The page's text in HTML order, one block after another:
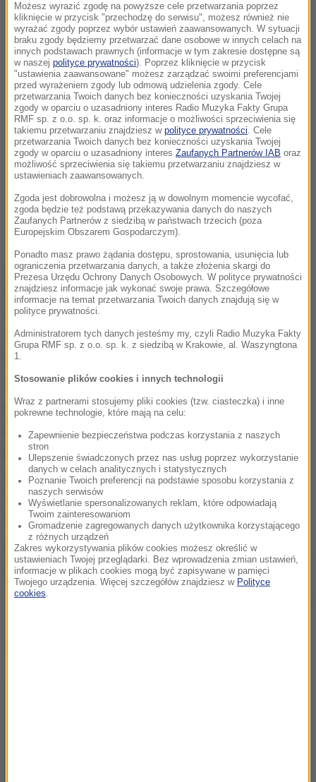
Do wypadku doszło podczas pierwszego wyścigu
Supersport 300, na początku 11. okrążenia, na
drugim zakręcie. Oprócz 15-latka poturbowani
zostali też Alejandro Carrion, Daniel Mogeda, Harry
Khouri i Yeray Ruiz.
"Motocyklista doznał poważnych urazów głowy i
klatki piersiowej.Służby medyczne pojawiły się na
miejscu natychmiastowo, pomocy udzielono mu
jeszcze na torze, w karetce pogotowia oraz
centrum medycznym" - podkreśliła w oświadczeniu
federacja World Superbike. Niestety, zawodnika nie
udało się uratować.
Możesz wyrazić zgodę na powyższe cele przetwarzania poprzez
kliknięcie w przycisk "przechodzę do serwisu", możesz również nie
wyrażać zgody poprzez wybór ustawień zaawansowanych. W sytuacji
braku zgody będziemy przetwarzać dane osobowe w innych celach na
innych podstawach prawnych (informacje w tym zakresie dostępne są
w naszej polityce prywatności). Poprzez kliknięcie w przycisk
"ustawienia zaawansowane" możesz zarządzać swoimi preferencjami
przed wyrażeniem zgody lub odmową udzielenia zgody. Cele
przetwarzania Twoich danych bez konieczności uzyskania Twojej
zgody w oparciu o uzasadniony interes Radio Muzyka Fakty Grupa
RMF sp. z o.o. sp. k. oraz informacje o możliwości sprzeciwienia się
takiemu przetwarzaniu znajdziesz w polityce prywatności . Cele
przetwarzania Twoich danych bez konieczności uzyskania Twojej
zgody w oparciu o uzasadniony interes Zaufanych Partnerów IAB oraz
możliwość sprzeciwienia się takiemu przetwarzaniu znajdziesz w
ustawieniach zaawansowanych.
Zgoda jest dobrowolna i możesz ją w dowolnym momencie wycofać,
zgoda będzie też podstawą przekazywania danych do naszych
Zaufanych Partnerów z siedzibą w państwach trzecich (poza
Europejskim Obszarem Gospodarczym).
Ponadto masz prawo żądania dostępu, sprostowania, usunięcia lub
ograniczenia przetwarzania danych, a także złożenia skargi do
Prezesa Urzędu Ochrony Danych Osobowych. W polityce prywatności
znajdziesz informacje jak wykonać swoje prawa. Szczegółowe
informacje na temat przetwarzania Twoich danych znajdują się w
polityce prywatności.
Administratorem tych danych jesteśmy my, czyli Radio Muzyka Fakty
Grupa RMF sp. z o.o. sp. k. z siedzibą w Krakowie, al. Waszyngtona
1.
Stosowanie plików cookies i innych technologii
Wraz z partnerami stosujemy pliki cookies (tzw. ciasteczka) i inne
pokrewne technologie, które mają na celu:
Zapewnienie bezpieczeństwa podczas korzystania z naszych
stron
Ulepszenie świadczonych przez nas usług poprzez wykorzystanie
danych w celach analitycznych i statystycznych
Poznanie Twoich preferencji na podstawie sposobu korzystania z
naszych serwisów
Wyświetlanie spersonalizowanych reklam, które odpowiadają
Twoim zainteresowaniom
Gromadzenie zagregowanych danych użytkownika korzystającego
z różnych urządzeń
Zakres wykorzystywania plików cookies możesz określić w
ustawieniach Twojej przeglądarki. Bez wprowadzenia zmian ustawień,
informacje w plikach cookies mogą być zapisywane w pamięci
Twojego urządzenia. Więcej szczegółów znajdziesz w Polityce
cookies